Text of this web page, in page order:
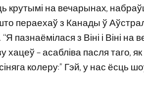
крутымі на вечарынах,
пераехаў з Канады ў
пазнаёмілася з Віні і Віні
хацеў – асабліва пасля таго,
колеру:” Гэй, у нас ёсць